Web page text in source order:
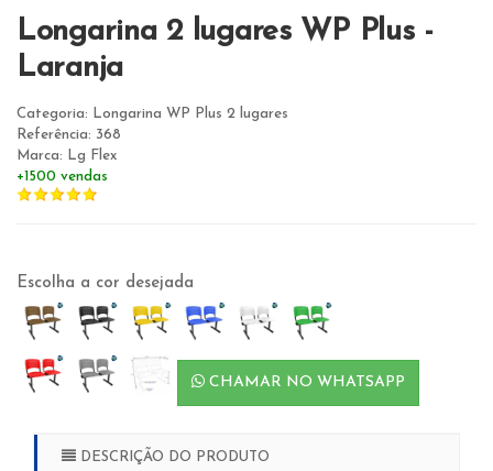
Longarina 2 lugares WP Plus -
Laranja
Categoria: Longarina WP Plus 2 lugares
Referência: 368
Marca: Lg Flex
+1500 vendas
Escolha a cor desejada
CHAMAR NO WHATSAPP
DESCRIÇÃO DO PRODUTO